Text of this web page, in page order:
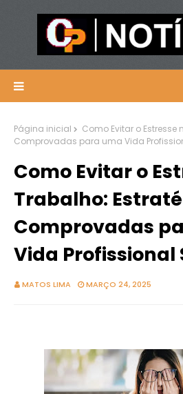
Página inicial
Como Evitar o Estresse
Comprovadas para uma Vida
Como Evitar o
Trabalho:
Comprovadas
Vida Profissional
MATOS LIMA MARÇO 24, 2025